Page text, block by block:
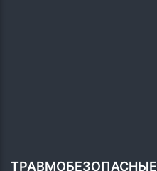
ТРАВМОБЕЗОПАСНЫЕ